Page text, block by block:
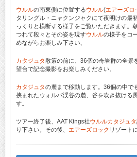
ウルルの南東側に位置するウルル(エアーズロ
タリングル・ニャクンジャクにて夜明けの最
っくりと横断する様子をご覧いただきます。
つれて段々とその姿を現すウルルの様子をコ
めながらお楽しみ下さい。
カタジュタ散策の前に、36個の奇岩群の全景
望台で記念撮影をお楽しみください。
カタジュタの麓まで移動します。36個の中で
挟まれたウォルバ渓谷の麓、谷を吹き抜ける
す。
ツアー終了後、AAT Kings社ウルルカタジュタ
り下さい。その後、 エアーズロック リゾート